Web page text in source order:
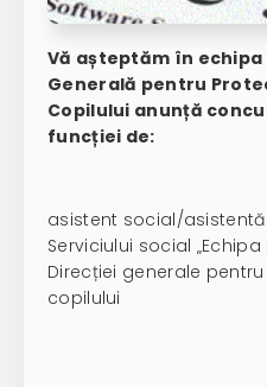
Vă așteptăm în
Generală pentru
Copilului anunță
funcției de:
asistent social/
Serviciului social
Direcției generale
copilului